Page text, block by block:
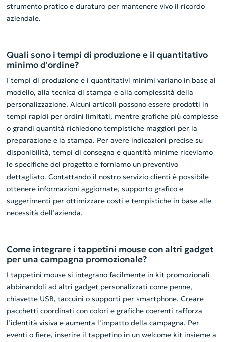
strumento pratico e duraturo per mantenere vivo il ricordo
aziendale.
Quali sono i tempi di produzione e il quantitativo
minimo d'ordine?
I tempi di produzione e i quantitativi minimi variano in base al
modello, alla tecnica di stampa e alla complessità della
personalizzazione. Alcuni articoli possono essere prodotti in
tempi rapidi per ordini limitati, mentre grafiche più complesse
o grandi quantità richiedono tempistiche maggiori per la
preparazione e la stampa. Per avere indicazioni precise su
disponibilità, tempi di consegna e quantità minime riceviamo
le specifiche del progetto e forniamo un preventivo
dettagliato. Contattando il nostro servizio clienti è possibile
ottenere informazioni aggiornate, supporto grafico e
suggerimenti per ottimizzare costi e tempistiche in base alle
necessità dell’azienda.
Come integrare i tappetini mouse con altri gadget
per una campagna promozionale?
I tappetini mouse si integrano facilmente in kit promozionali
abbinandoli ad altri gadget personalizzati come penne,
chiavette USB, taccuini o supporti per smartphone. Creare
pacchetti coordinati con colori e grafiche coerenti rafforza
l’identità visiva e aumenta l’impatto della campagna. Per
eventi o fiere, inserire il tappetino in un welcome kit insieme a